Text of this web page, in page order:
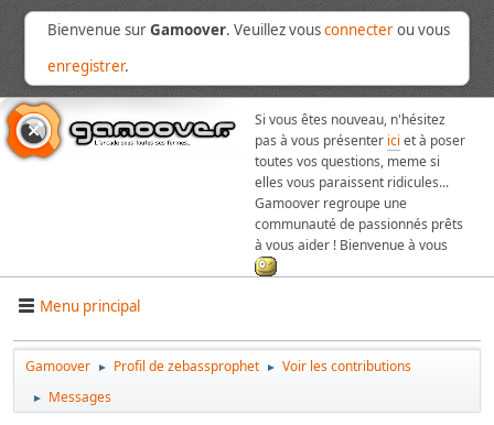
Bienvenue surGamoover. Veuillez vousconnecterou vous
enregistrer.
Si vous êtes nouveau, n'hésitez
pas à vous présenter ici et à poser
toutes vos questions, meme si
elles vous paraissent ridicules...
Gamoover regroupe une
communauté de passionnés prêts
à vous aider ! Bienvenue à vous
Menu principal
Gamoover ► Profil de zebassprophet ► Voir les contributions
► Messages